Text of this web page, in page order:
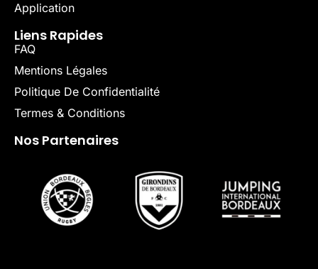
Application
Liens Rapides
FAQ
Mentions Légales
Politique De Confidentialité
Termes & Conditions
Nos Partenaires